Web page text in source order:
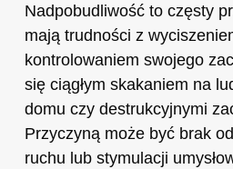
Nadpobudliwość to częsty
mają trudności z
kontrolowaniem swojego
się ciągłym skakaniem na
domu czy destrukcyjnymi
Przyczyną może być brak
ruchu lub stymulacji